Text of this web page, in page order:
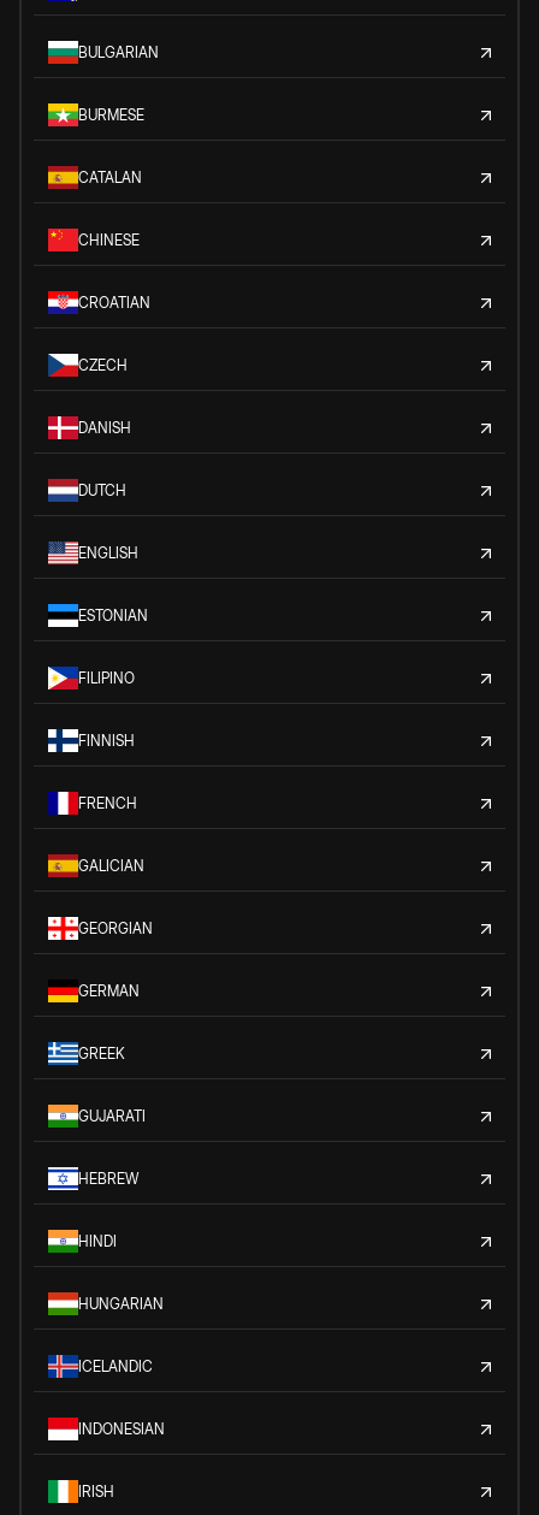
BULGARIAN
BURMESE
CATALAN
CHINESE
CROATIAN
CZECH
DANISH
DUTCH
ENGLISH
ESTONIAN
FILIPINO
FINNISH
FRENCH
GALICIAN
GEORGIAN
GERMAN
GREEK
GUJARATI
HEBREW
HINDI
HUNGARIAN
ICELANDIC
INDONESIAN
IRISH